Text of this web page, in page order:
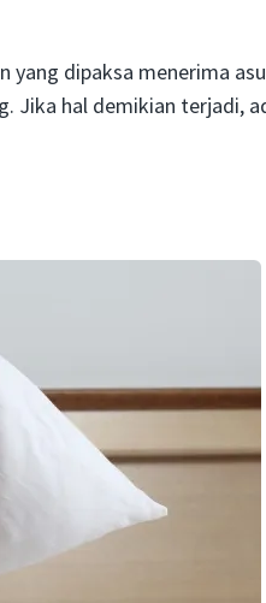
yang dipaksa menerima
Jika hal demikian terjadi,